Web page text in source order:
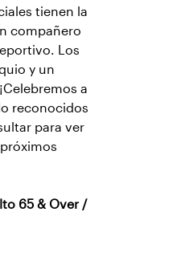
tienen la
compañero
Los
y un
a
reconocidos
para ver
65 & Over /